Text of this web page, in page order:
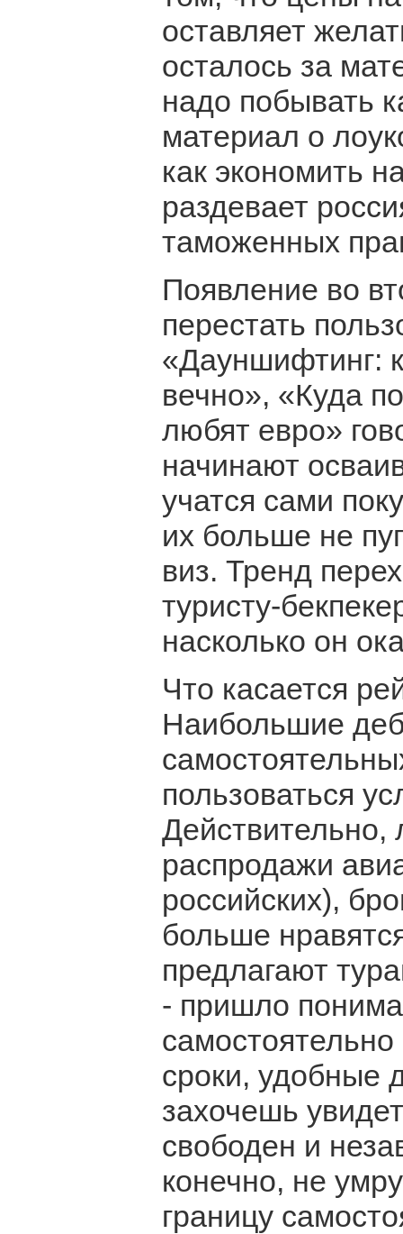
оставляет
осталось за
надо побывать
материал о
как экономить
раздевает
таможенных
Появление во
перестать
«Дауншифтинг:
вечно», «Куда
любят евро»
начинают
учатся сами
их больше не
виз. Тренд
туристу-
насколько он
Что касается
Наибольшие
пользоваться
Действительно,
распродажи
российских),
больше
предлагают
- пришло
сроки, удобные
захочешь
свободен и
конечно, не
границу